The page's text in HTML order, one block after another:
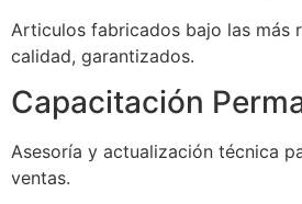
Articulos fabricados bajo las más
calidad, garantizados.
Capacitación
Asesoría y actualización técnica
ventas.